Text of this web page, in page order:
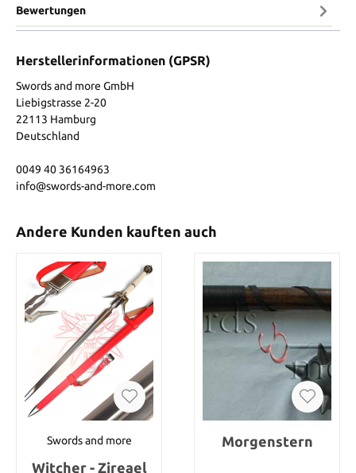
Bewertungen
Herstellerinformationen (GPSR)
Swords and more GmbH
Liebigstrasse 2-20
22113 Hamburg
Deutschland
0049 40 36164963
info@swords-and-more.com
Andere Kunden kauften auch
Swords and more
Witcher - Zireael
Morgenstern